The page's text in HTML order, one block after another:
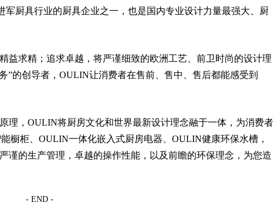
厨具行业的厨具企业之一，也是国内专业设计力量最强大、厨
益求精；追求卓越，将严谨细致的欧洲工艺、前卫时尚的设计理
”的创导者，OULIN让消费者在售前、售中、售后都能感受到
理，OULIN将厨房文化和世界最新设计理念融于一体，为消费者
橱柜、OULIN一体化嵌入式厨房电器、OULIN健康环保水槽，
谨的生产管理，卓越的操作性能，以及前瞻的环保理念，为您造
- END -